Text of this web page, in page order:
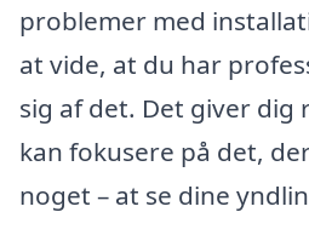
problemer med
at vide, at du har
sig af det. Det giver dig
kan fokusere på det,
noget – at se dine